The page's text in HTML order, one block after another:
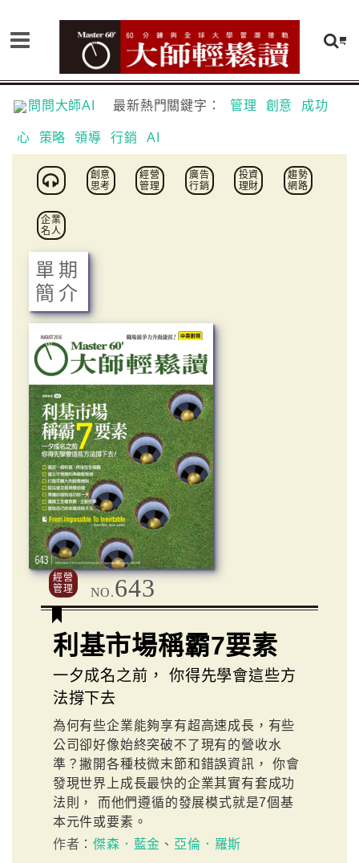
問問大師AI 最新熱門關鍵字： 管理 創意 成功
心 策略 領導 行銷 AI
創意
思考
經營
管理
廣告
行銷
投資
理財
趨勢
網路
企業
名人
單期
簡介
經營
管理
NO.643
利基市場稱霸7要素
一夕成名之前， 你得先學會這些方
法撐下去
為何有些企業能夠享有超高速成長，有些
公司卻好像始終突破不了現有的營收水
準？撇開各種枝微末節和錯誤資訊， 你會
發現世界上成長最快的企業其實有套成功
法則， 而他們遵循的發展模式就是7個基
本元件或要素。
作者：傑森．藍金 、 亞倫．羅斯